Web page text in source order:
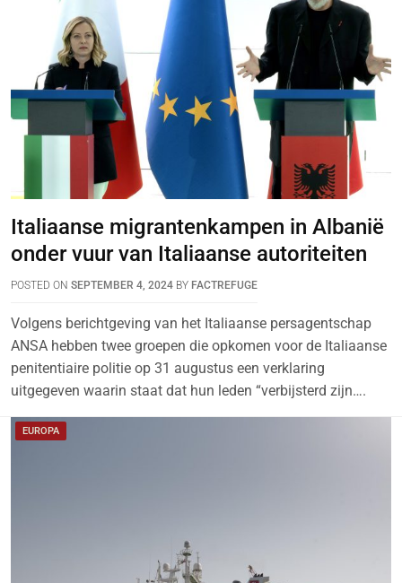
Italiaanse migrantenkampen in Albanië
onder vuur van Italiaanse autoriteiten
POSTED ON SEPTEMBER 4, 2024 BY FACTREFUGE
Volgens berichtgeving van het Italiaanse persagentschap
ANSA hebben twee groepen die opkomen voor de Italiaanse
penitentiaire politie op 31 augustus een verklaring
uitgegeven waarin staat dat hun leden “verbijsterd zijn….
EUROPA